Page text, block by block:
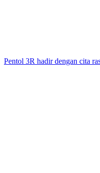
Pentol 3R hadir dengan cita